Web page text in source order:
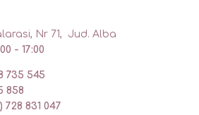
Nr 71, Jud. Alba
- 17:00
735 545
858
728 831 047